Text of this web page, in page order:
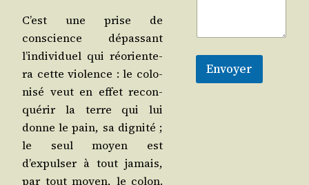
C’est une prise de
conscience dépas­sant
l’individuel qui réorien­te­
ra cette vio­lence : le colo­
ni­sé veut en effet recon­
qué­rir la terre qui lui
donne le pain, sa digni­té ;
le seul moyen est
d’expulser à tout jamais,
par tout moyen, le colon.
Envoyer